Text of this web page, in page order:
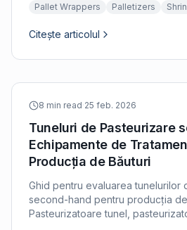
Pallet Wrappers Palletizers
Citește articolul
8 min read·25 feb. 2026
Tuneluri de Pasteurizare
Echipamente de
Producția de Băuturi
Ghid pentru evaluarea tunelurilor
second-hand pentru producția
Pasteurizatoare tunel,